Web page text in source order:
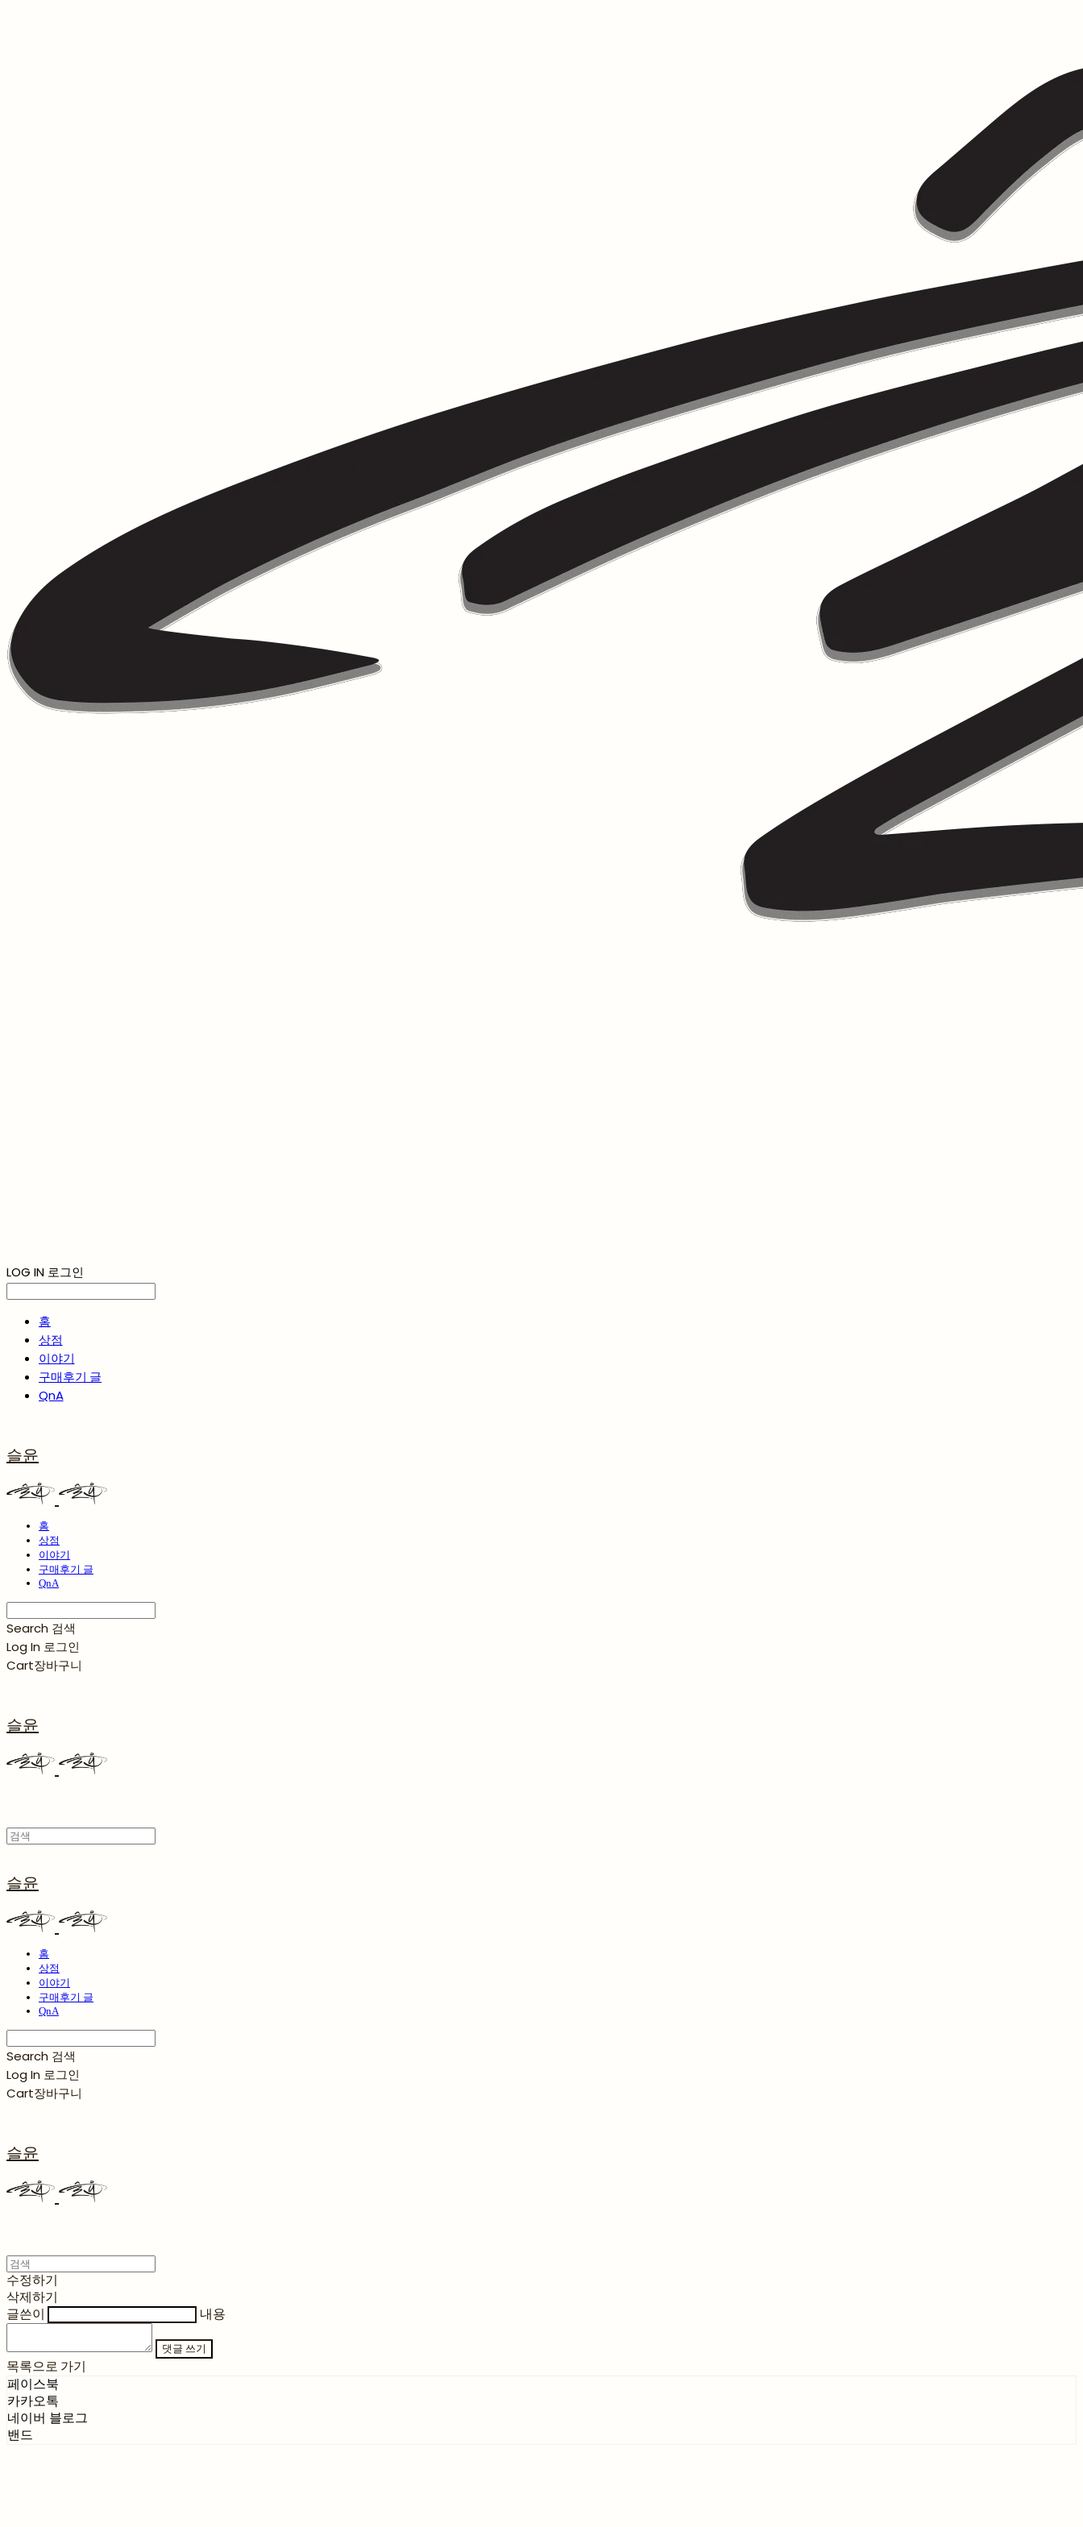
LOG IN 로그인
홈
상점
이야기
구매후기 글
QnA
슬윤
홈
상점
이야기
구매후기 글
QnA
Search 검색
Log In 로그인
Cart장바구니
슬윤
슬윤
홈
상점
이야기
구매후기 글
QnA
Search 검색
Log In 로그인
Cart장바구니
슬윤
수정하기
삭제하기
글쓴이
내용
댓글 쓰기
목록으로 가기
페이스북
카카오톡
네이버 블로그
밴드